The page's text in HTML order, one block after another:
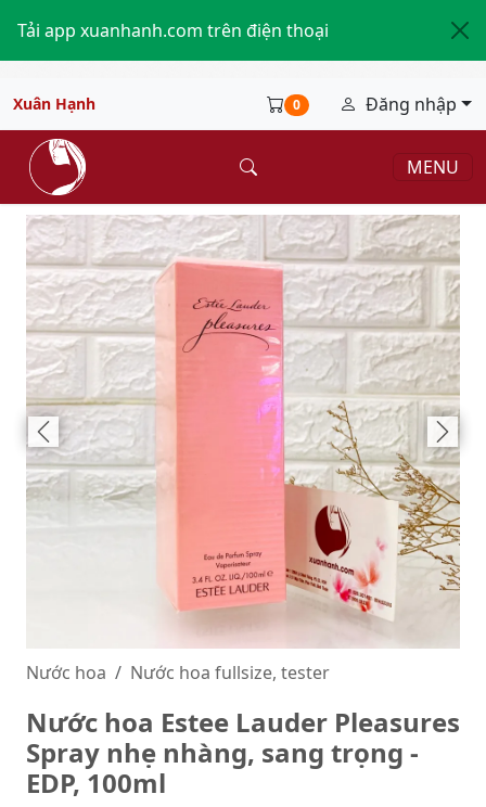
Tải app xuanhanh.com trên điện thoại
Xuân Hạnh 0 Đăng nhập
MENU
Nước hoa Nước hoa fullsize, tester
Nước hoa Estee Lauder Pleasures
Spray nhẹ nhàng, sang trọng -
EDP, 100ml